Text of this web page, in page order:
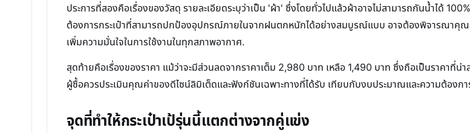
ประการที่สองคือเรื่องของวัสดุ รายละเอียดระบุว่าเป็น 'ผ้า' ซึ่งโดยทั่วไปแล้วผ้าอาจไม่สามารถกันน้ำได้
ต้องการกระเป๋าที่สามารถปกป้องอุปกรณ์ภายในจากฝนตกหนักได้อย่างสมบูรณ์แบบ อาจต้องพิจารณาคุ
เพิ่มความมั่นใจในการใช้งานในทุกสภาพอากาศ.
สุดท้ายคือเรื่องของราคา แม้ว่าจะมีส่วนลดจากราคาเต็ม 2,980 บาท เหลือ 1,490 บาท ซึ่งถือเป็นราคาที่น่
ผู้ซื้อควรประเมินคุณค่าของดีไซน์ลิมิเต็ดและฟังก์ชันเฉพาะทางที่ได้รับ เทียบกับงบประมาณและความต้องก
จุดที่ทำให้กระเป๋าเป้รุ่นนี้แตกต่างจากคู่แข่ง